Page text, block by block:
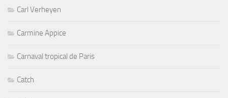
Carl Verheyen
Carmine Appice
Carnaval tropical de Paris
Catch